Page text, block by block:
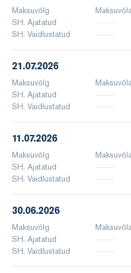
Maksuvõlg
SH. Ajatatud
SH. Vaidlustatud
21.07.2026
Maksuvõlg
SH. Ajatatud
SH. Vaidlustatud
11.07.2026
Maksuvõlg
SH. Ajatatud
SH. Vaidlustatud
30.06.2026
Maksuvõlg
SH. Ajatatud
SH. Vaidlustatud